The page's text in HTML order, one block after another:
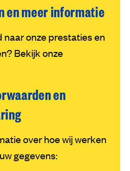
en meer informatie
naar onze prestaties en
Bekijk onze
en
over hoe wij werken
gegevens: